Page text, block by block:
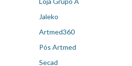
Jaleko
Artmed360
Pós Artmed
Secad